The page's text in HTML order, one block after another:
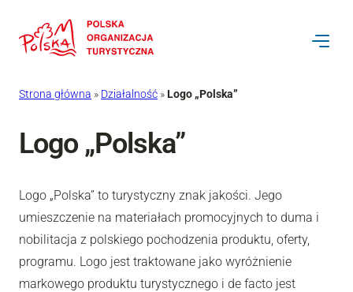
Strona główna » Działalność »Logo „Polska”
Logo „Polska”
Logo „Polska” to turystyczny znak jakości. Jego
umieszczenie na materiałach promocyjnych to duma i
nobilitacja z polskiego pochodzenia produktu, oferty,
programu. Logo jest traktowane jako wyróżnienie
markowego produktu turystycznego i de facto jest